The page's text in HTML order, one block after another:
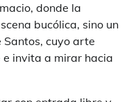
donde la
bucólica, sino un
Santos, cuyo arte
invita a mirar hacia